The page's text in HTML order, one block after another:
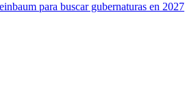
para buscar gubernaturas en 2027